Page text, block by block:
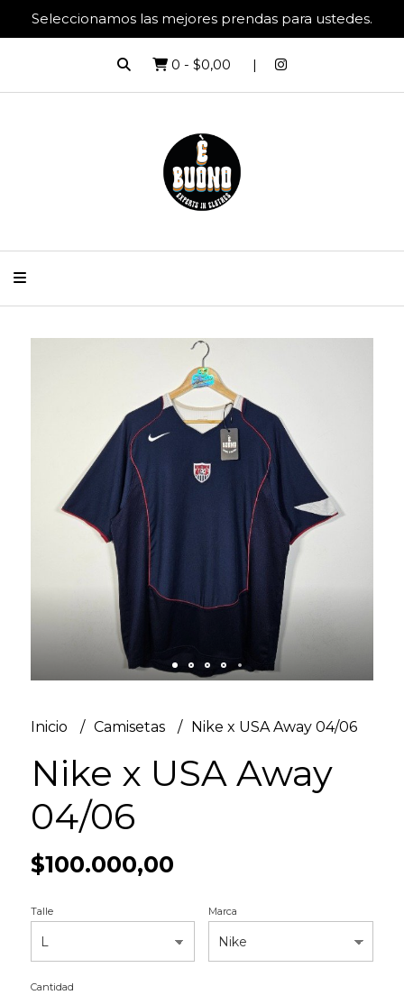
Seleccionamos las mejores prendas para ustedes.
0 - $0,00
Inicio Camisetas Nike x USA Away 04/06
Nike x USA Away
04/06
$100.000,00
Talle Marca
Cantidad